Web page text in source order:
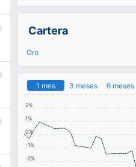
Cartera
Oro
-2%
-1%
0%
1%
2%
1 mes 3 meses 6 meses